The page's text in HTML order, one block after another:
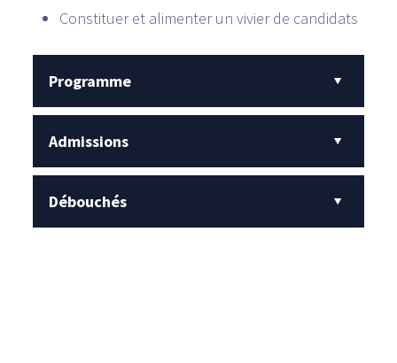
Constituer et alimenter un vivier de candidats
Programme
Admissions
Débouchés